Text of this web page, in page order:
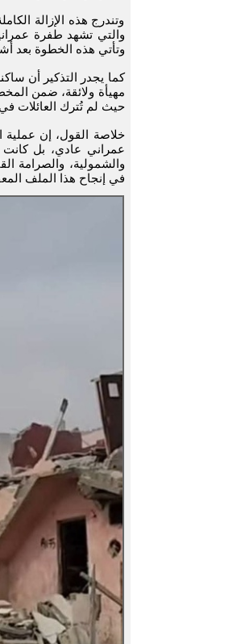
وتندرج هذه الإزالة
والتي تشهد طفرة
وتأتي هذه الخطوة بعد
كما يجدر التذكير أن
مهيأة ولائقة، ضمن
حيث لم تُترك العائلات
خلاصة القول، إن عملية
عمراني عادي، بل كانت
والشمولية، والصرامة
في إنجاح هذا الملف